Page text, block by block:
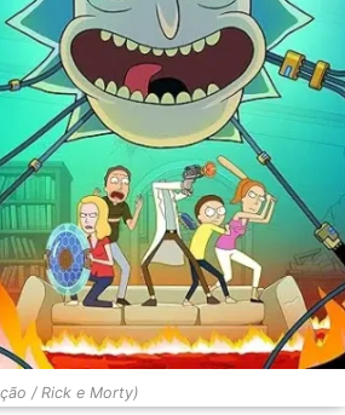
/ Rick e Morty)